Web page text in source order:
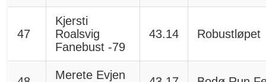
47
Kjersti
Roalsvig
Fanebust -79
43.14 Robustløpet
Merete Evjen